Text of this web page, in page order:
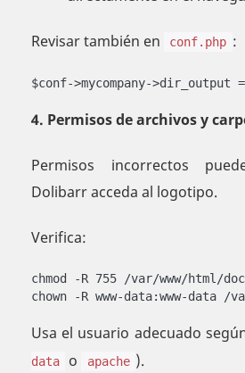
Revisar también en conf.php :
$conf->mycompany->dir_output
4. Permisos de archivos y
Permisos incorrectos
Dolibarr acceda al logotipo.
Verifica:
chmod -R 755 /var/www/html/
chown -R www-data:www-data /
Usa el usuario adecuado
data
o apache ).